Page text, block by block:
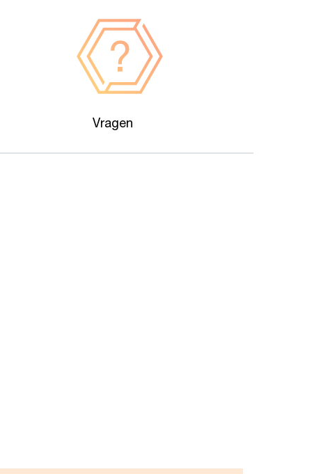
Vragen